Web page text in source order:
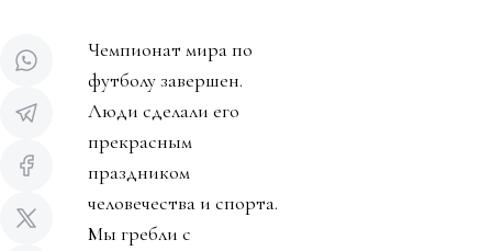
Чемпионат мира по
футболу завершен.
Люди сделали его
прекрасным
праздником
человечества и спорта.
Мы гребли с